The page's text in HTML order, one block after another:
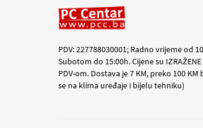
PDV: 227788030001; Radno vrijeme od
Subotom do 15:00h. Cijene su
PDV-om. Dostava je 7 KM, preko 100
se na klima uređaje i bijelu tehniku)